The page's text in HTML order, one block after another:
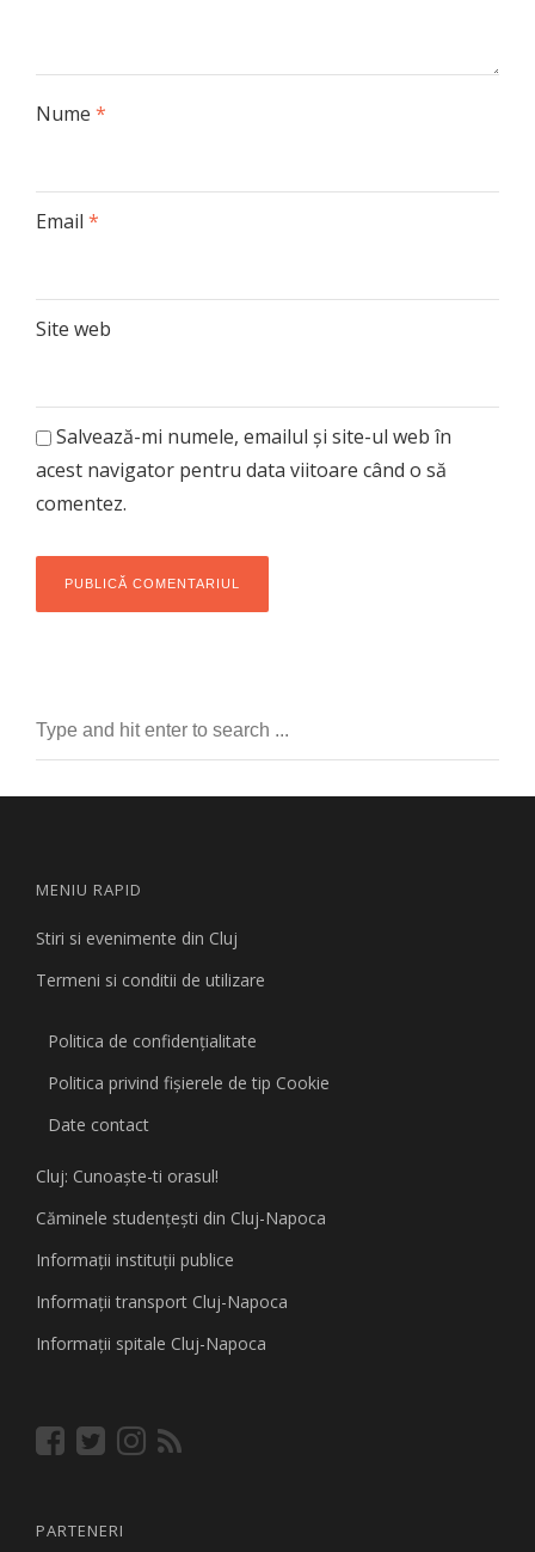
Nume *
Email *
Site web
Salvează-mi numele, emailul și site-ul web în
acest navigator pentru data viitoare când o să
comentez.
MENIU RAPID
Stiri si evenimente din Cluj
Termeni si conditii de utilizare
Politica de confidențialitate
Politica privind fişierele de tip Cookie
Date contact
Cluj: Cunoaşte-ti orasul!
Căminele studenţeşti din Cluj-Napoca
Informaţii instituţii publice
Informaţii transport Cluj-Napoca
Informaţii spitale Cluj-Napoca
PARTENERI